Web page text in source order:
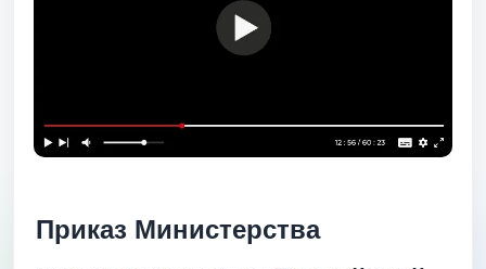
Приказ Министерства